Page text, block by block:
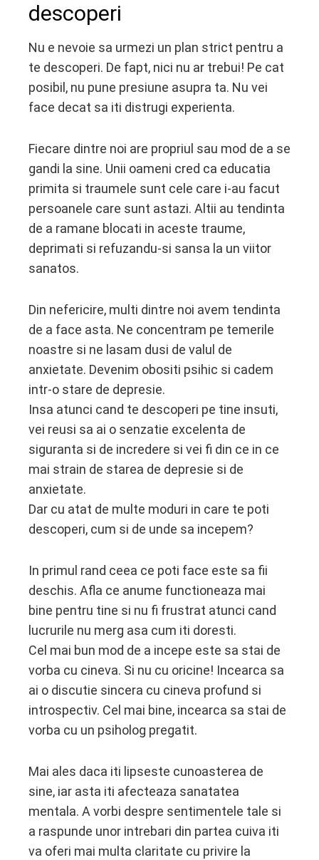
descoperi
Nu e nevoie sa urmezi un plan strict pentru a
te descoperi. De fapt, nici nu ar trebui! Pe cat
posibil, nu pune presiune asupra ta. Nu vei
face decat sa iti distrugi experienta.
Fiecare dintre noi are propriul sau mod de a se
gandi la sine. Unii oameni cred ca educatia
primita si traumele sunt cele care i-au facut
persoanele care sunt astazi. Altii au tendinta
de a ramane blocati in aceste traume,
deprimati si refuzandu-si sansa la un viitor
sanatos.
Din nefericire, multi dintre noi avem tendinta
de a face asta. Ne concentram pe temerile
noastre si ne lasam dusi de valul de
anxietate. Devenim obositi psihic si cadem
intr-o stare de depresie.
Insa atunci cand te descoperi pe tine insuti,
vei reusi sa ai o senzatie excelenta de
siguranta si de incredere si vei fi din ce in ce
mai strain de starea de depresie si de
anxietate.
Dar cu atat de multe moduri in care te poti
descoperi, cum si de unde sa incepem?
In primul rand ceea ce poti face este sa fii
deschis. Afla ce anume functioneaza mai
bine pentru tine si nu fi frustrat atunci cand
lucrurile nu merg asa cum iti doresti.
Cel mai bun mod de a incepe este sa stai de
vorba cu cineva. Si nu cu oricine! Incearca sa
ai o discutie sincera cu cineva profund si
introspectiv. Cel mai bine, incearca sa stai de
vorba cu un psiholog pregatit.
Mai ales daca iti lipseste cunoasterea de
sine, iar asta iti afecteaza sanatatea
mentala. A vorbi despre sentimentele tale si
a raspunde unor intrebari din partea cuiva iti
va oferi mai multa claritate cu privire la